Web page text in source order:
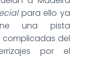
para ello ya
una pista
del
por el